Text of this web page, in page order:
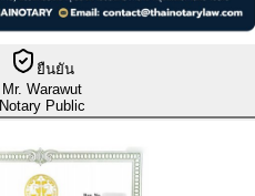
ยืนยัน
Mr. Warawut
Notary Public